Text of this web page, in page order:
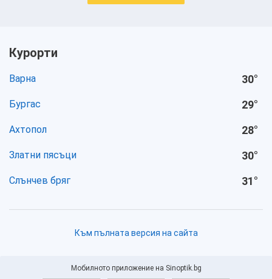
Курорти
Варна 30°
Бургас 29°
Ахтопол 28°
Златни пясъци 30°
Слънчев бряг 31°
Към пълната версия на сайта
Мобилното приложение на Sinoptik.bg